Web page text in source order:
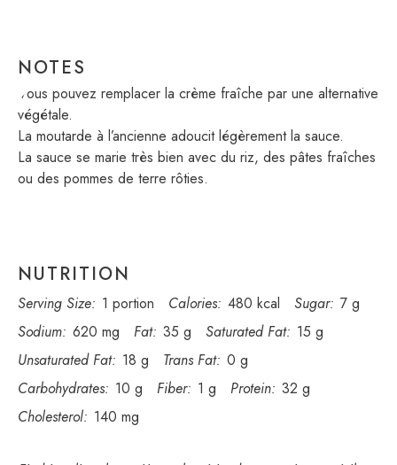
NOTES
Vous pouvez remplacer la crème fraîche par une alternative
végétale.
La moutarde à l’ancienne adoucit légèrement la sauce.
La sauce se marie très bien avec du riz, des pâtes fraîches
ou des pommes de terre rôties.
NUTRITION
Serving Size: 1 portion Calories: 480 kcal Sugar: 7 g
Sodium: 620 mg Fat: 35 g Saturated Fat: 15 g
Unsaturated Fat: 18 g Trans Fat: 0 g
Carbohydrates: 10 g Fiber: 1 g Protein: 32 g
Cholesterol: 140 mg